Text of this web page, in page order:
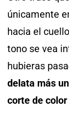
únicamente
hacia el
tono se vea
hubieras
delata más
corte de